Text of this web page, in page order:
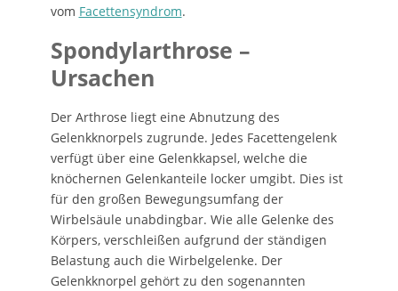
vom Facettensyndrom.
Spondylarthrose –
Ursachen
Der Arthrose liegt eine Abnutzung des
Gelenkknorpels zugrunde. Jedes Facettengelenk
verfügt über eine Gelenkkapsel, welche die
knöchernen Gelenkanteile locker umgibt. Dies ist
für den großen Bewegungsumfang der
Wirbelsäule unabdingbar. Wie alle Gelenke des
Körpers, verschleißen aufgrund der ständigen
Belastung auch die Wirbelgelenke. Der
Gelenkknorpel gehört zu den sogenannten